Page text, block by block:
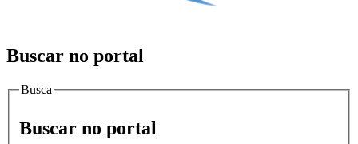
Buscar no portal
Busca
Buscar no portal